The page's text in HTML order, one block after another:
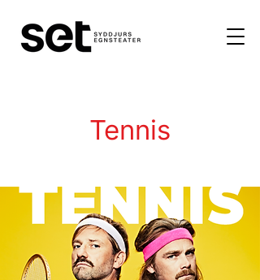
Tennis